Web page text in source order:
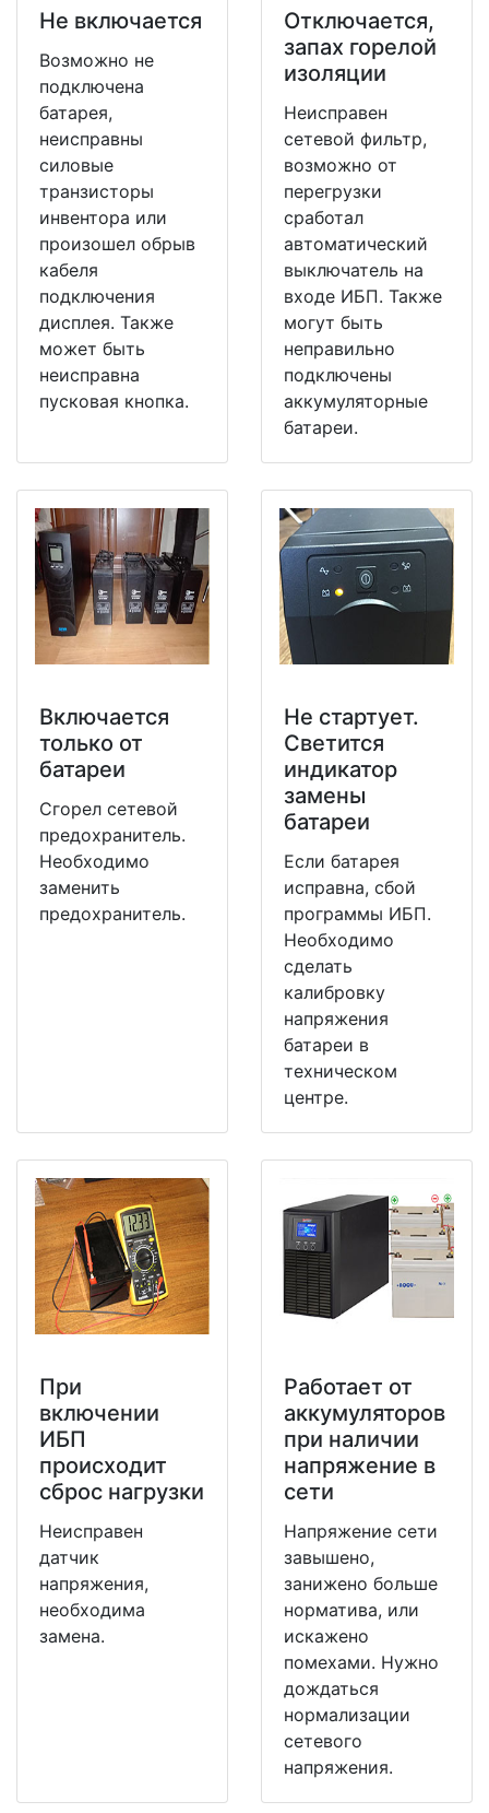
Не включается
Возможно не
подключена
батарея,
неисправны
силовые
транзисторы
инвентора или
произошел обрыв
кабеля
подключения
дисплея. Также
может быть
неисправна
пусковая кнопка.
Отключается,
запах горелой
изоляции
Неисправен
сетевой фильтр,
возможно от
перегрузки
сработал
автоматический
выключатель на
входе ИБП. Также
могут быть
неправильно
подключены
аккумуляторные
батареи.
Включается
только от
батареи
Сгорел сетевой
предохранитель.
Необходимо
заменить
предохранитель.
Не стартует.
Светится
индикатор
замены
батареи
Если батарея
исправна, сбой
программы ИБП.
Необходимо
сделать
калибровку
напряжения
батареи в
техническом
центре.
При
включении
ИБП
происходит
сброс нагрузки
Неисправен
датчик
напряжения,
необходима
замена.
Работает от
аккумуляторов
при наличии
напряжение в
сети
Напряжение сети
завышено,
занижено больше
норматива, или
искажено
помехами. Нужно
дождаться
нормализации
сетевого
напряжения.